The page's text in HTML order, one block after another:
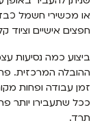
או מכשירי חשמל
חפצים אישיים וציוד
ביצוע כמה נסיעות
ההובלה המרכזית.
זמן עבודה ופחות
ככל שתעבירו יותר
תרד.